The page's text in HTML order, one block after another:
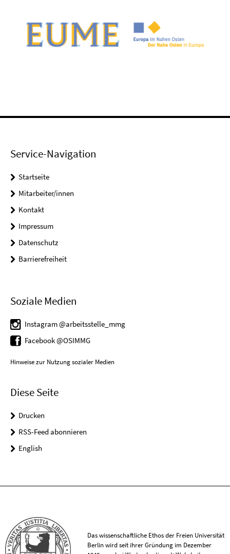
Service-Navigation
Startseite
Mitarbeiter/innen
Kontakt
Impressum
Datenschutz
Barrierefreiheit
Soziale Medien
Instagram @arbeitsstelle_mmg
Facebook @OSIMMG
Hinweise zur Nutzung sozialer Medien
Diese Seite
Drucken
RSS-Feed abonnieren
English
Das wissenschaftliche Ethos der Freien Universität
Berlin wird seit ihrer Gründung im Dezember